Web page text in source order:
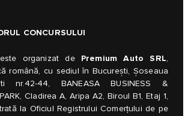
CONCURSULUI
este organizat de Premium Auto SRL,
română, cu sediul în București, Șoseaua
nr.42-44, BANEASA BUSINESS &
Cladirea A, Aripa A2, Biroul B1, Etaj 1,
la Oficiul Registrului Comerțului de pe